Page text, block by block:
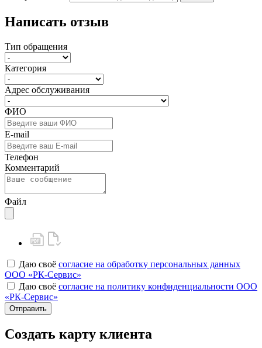
Написать отзыв
Тип обращения
Категория
Адрес обслуживания
ФИО
E-mail
Телефон
Комментарий
Файл
Даю своё согласие на обработку персональных данных
ООО «РК-Сервис»
Даю своё согласие на политику конфиденциальности ООО
«РК-Сервис»
Отправить
Создать карту клиента